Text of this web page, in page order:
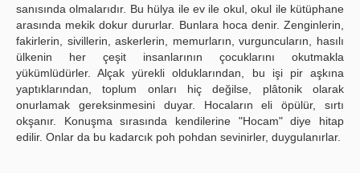
sanısında olmalarıdır. Bu hülya ile ev ile okul, okul ile kütüphane
arasında mekik dokur dururlar. Bunlara hoca denir. Zenginlerin,
fakirlerin, sivillerin, askerlerin, memurların, vurguncuların, hasılı
ülkenin her çeşit insanlarının çocuklarını okutmakla
yükümlüdürler. Alçak yürekli olduklarından, bu işi pir aşkına
yaptıklarından, toplum onları hiç değilse, plâtonik olarak
onurlamak gereksinmesini duyar. Hocaların eli öpülür, sırtı
okşanır. Konuşma sırasında kendilerine "Hocam" diye hitap
edilir. Onlar da bu kadarcık poh pohdan sevinirler, duygulanırlar.